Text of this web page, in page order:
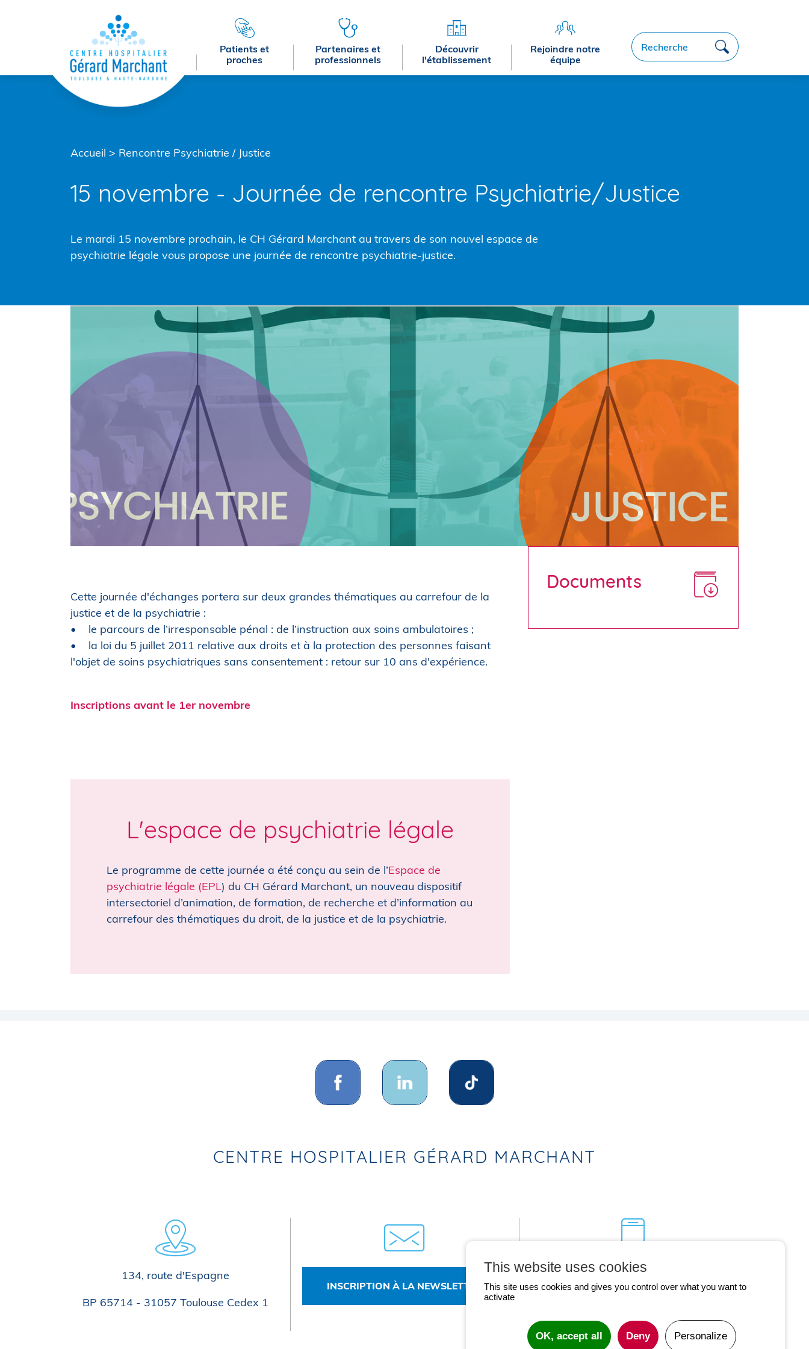
This website uses cookies
This site uses cookies and gives you control over what you want to
activate
OK, accept all Deny Personalize
Patients et
proches
Partenaires et
professionnels
Découvrir
l'établissement
Rejoindre notre
équipe
Recherche
Accueil > Rencontre Psychiatrie / Justice
15 novembre - Journée de rencontre Psychiatrie/Justice
Le mardi 15 novembre prochain, le CH Gérard Marchant au travers de son nouvel espace de
psychiatrie légale vous propose une journée de rencontre psychiatrie-justice.
Cette journée d'échanges portera sur deux grandes thématiques au carrefour de la
justice et de la psychiatrie :
• le parcours de l’irresponsable pénal : de l’instruction aux soins ambulatoires ;
• la loi du 5 juillet 2011 relative aux droits et à la protection des personnes faisant
l'objet de soins psychiatriques sans consentement : retour sur 10 ans d'expérience.
Inscriptions avant le 1er novembre
L'espace de psychiatrie légale
Le programme de cette journée a été conçu au sein de l’Espace de
psychiatrie légale (EPL) du CH Gérard Marchant, un nouveau dispositif
intersectoriel d’animation, de formation, de recherche et d’information au
carrefour des thématiques du droit, de la justice et de la psychiatrie.
Documents
CENTRE HOSPITALIER GÉRARD MARCHANT
134, route d'Espagne
BP 65714 - 31057 Toulouse Cedex 1
INSCRIPTION À LA NEWSLETTER CONTACTEZ-NOUS
05 61 43 77 77